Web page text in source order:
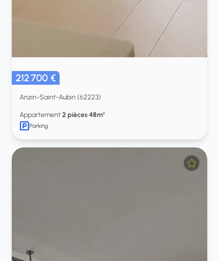
212 700 €
Anzin-Saint-Aubin (62223)
Appartement2 pièces 48m²
Parking